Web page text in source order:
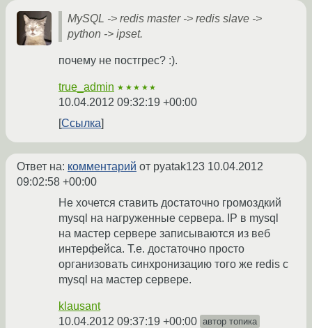
MySQL -> redis master -> redis slave ->
python -> ipset.
почему не постгрес? :).
true_admin ★★★★★
10.04.2012 09:32:19 +00:00
Ссылка
Ответ на: комментарий от pyatak123 10.04.2012
09:02:58 +00:00
Не хочется ставить достаточно громоздкий
mysql на нагруженные сервера. IP в mysql
на мастер сервере записываются из веб
интерфейса. Т.е. достаточно просто
организовать синхронизацию того же redis с
mysql на мастер сервере.
klausant
10.04.2012 09:37:19 +00:00 автор топика